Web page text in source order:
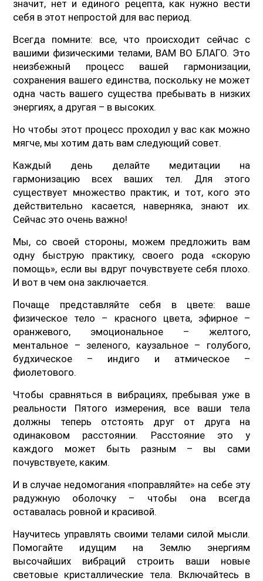
значит, нет и единого рецепта, как нужно вести
себя в этот непростой для вас период.
Всегда помните: все, что происходит сейчас с
вашими физическими телами, ВАМ ВО БЛАГО. Это
неизбежный процесс вашей гармонизации,
сохранения вашего единства, поскольку не может
одна часть вашего существа пребывать в низких
энергиях, а другая – в высоких.
Но чтобы этот процесс проходил у вас как можно
мягче, мы хотим дать вам следующий совет.
Каждый день делайте медитации на
гармонизацию всех ваших тел. Для этого
существует множество практик, и тот, кого это
действительно касается, наверняка, знают их.
Сейчас это очень важно!
Мы, со своей стороны, можем предложить вам
одну быструю практику, своего рода «скорую
помощь», если вы вдруг почувствуете себя плохо.
И вот в чем она заключается.
Почаще представляйте себя в цвете: ваше
физическое тело – красного цвета, эфирное –
оранжевого, эмоциональное – желтого,
ментальное – зеленого, каузальное – голубого,
будхическое – индиго и атмическое –
фиолетового.
Чтобы сравняться в вибрациях, пребывая уже в
реальности Пятого измерения, все ваши тела
должны теперь отстоять друг от друга на
одинаковом расстоянии. Расстояние это у
каждого может быть разным – вы сами
почувствуете, каким.
И в случае недомогания «поправляйте» на себе эту
радужную оболочку – чтобы она всегда
оставалась ровной и красивой.
Научитесь управлять своими телами силой мысли.
Помогайте идущим на Землю энергиям
высочайших вибраций строить ваши новые
световые кристаллические тела. Включайтесь в